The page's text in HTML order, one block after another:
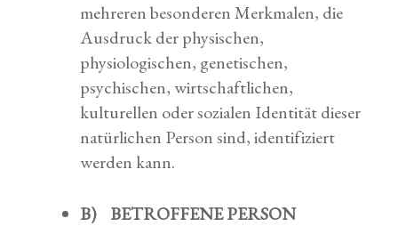
mehreren besonderen Merkmalen, die
Ausdruck der physischen,
physiologischen, genetischen,
psychischen, wirtschaftlichen,
kulturellen oder sozialen Identität dieser
natürlichen Person sind, identifiziert
werden kann.
B) BETROFFENE PERSON